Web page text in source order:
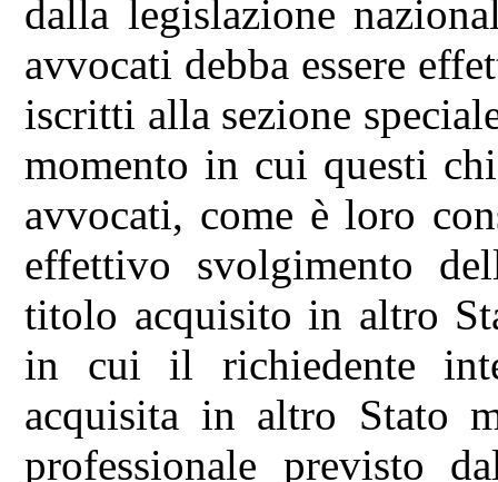
dalla legislazione
avvocati debba essere
iscritti alla sezione
momento in cui questi
avvocati, come è loro
effettivo svolgimento
titolo acquisito in altro
in cui il richiedente
acquisita in altro Stato
professionale previsto